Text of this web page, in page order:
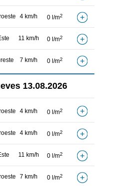
4 km/h 0 l/m2
11 km/h 0 l/m2
7 km/h 0 l/m2
13.08.2026
4 km/h 0 l/m2
4 km/h 0 l/m2
11 km/h 0 l/m2
7 km/h 0 l/m2